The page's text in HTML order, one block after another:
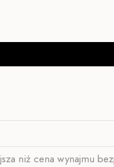
niż cena wynajmu